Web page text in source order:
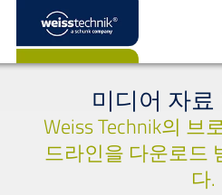
미디어 자
Weiss Technik의 브
드라인을 다운로드
다.